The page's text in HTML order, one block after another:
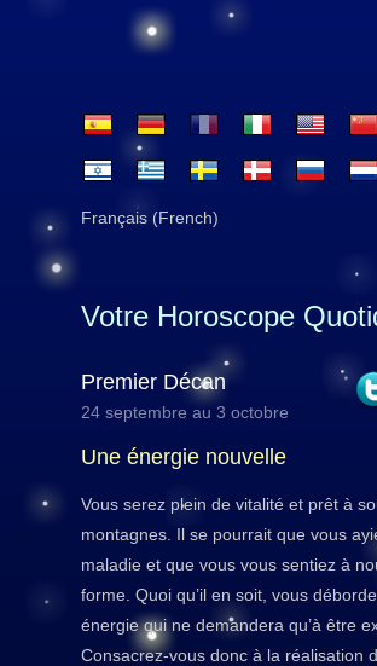
Français (French)
Votre Horoscope
Premier Décan
24 septembre au 3 octobre
Une énergie nouvelle
Vous serez plein de vitalité et prêt à
montagnes. Il se pourrait que vous
maladie et que vous vous sentiez à
forme. Quoi qu’il en soit, vous
énergie qui ne demandera qu’à être
Consacrez-vous donc à la réalisation